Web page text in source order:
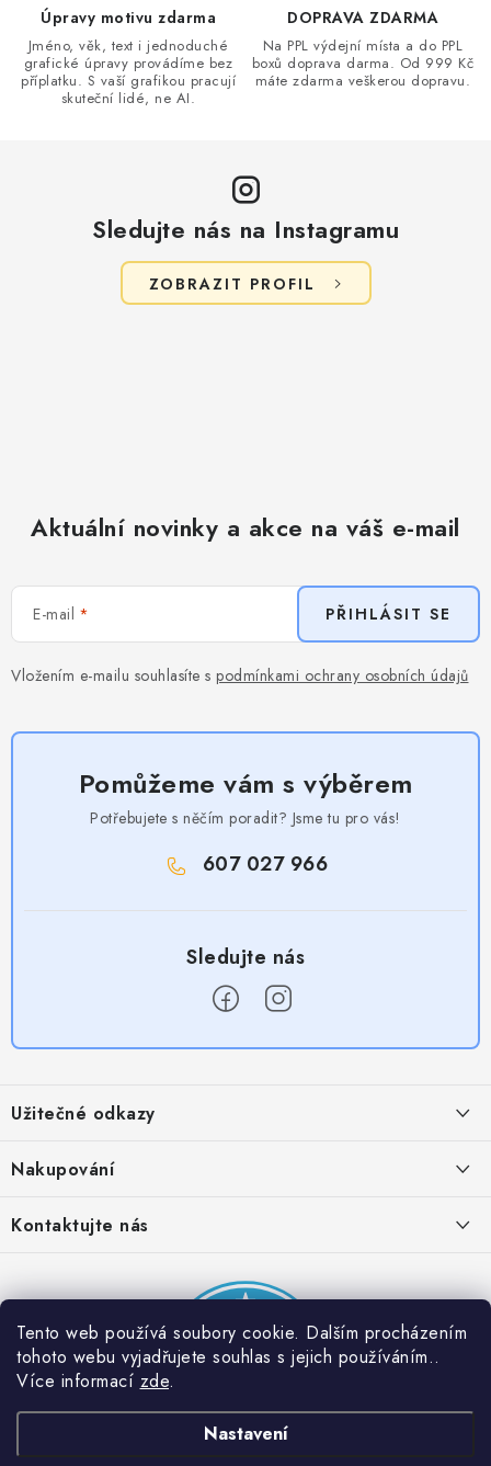
Tento web používá soubory cookie. Dalším procházením
tohoto webu vyjadřujete souhlas s jejich používáním..
Více informací zde.
Nastavení
u
Úpravy motivu zdarma
Jméno, věk, text i jednoduché
grafické úpravy provádíme bez
příplatku. S vaší grafikou pracují
skuteční lidé, ne AI.
DOPRAVA ZDARMA
Na PPL výdejní místa a do PPL
boxů doprava darma. Od 999 Kč
máte zdarma veškerou dopravu.
Sledujte nás na Instagramu
ZOBRAZIT PROFIL
Aktuální novinky a akce na váš e-mail
E-mail
Vložením e-mailu souhlasíte s podmínkami ochrany osobních údajů
PŘIHLÁSIT SE
Pomůžeme vám s výběrem
Potřebujete s něčím poradit? Jsme tu pro vás!
607 027 966
p
a
Užitečné odkazy
Obchodní podmínky
Provizní systém
Partner stránek: Super plecháček
Nakupování
Časté otázky
Podmínky akce 2 + 1 zdarma
Kontaktujte nás